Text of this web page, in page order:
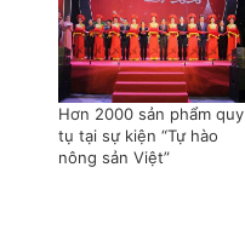
Hơn 2000 sản phẩm quy
tụ tại sự kiện “Tự hào
nông sản Việt”